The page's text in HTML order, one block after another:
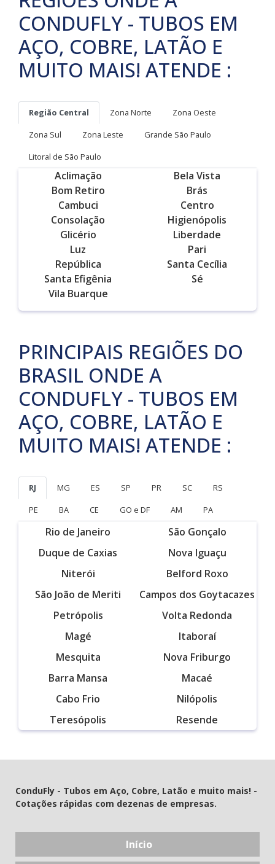
CONDUFLY - TUBOS EM
AÇO, COBRE, LATÃO E
MUITO MAIS! ATENDE :
Região Central Zona Norte
Zona Oeste
Zona Sul
Zona Leste
Grande São Paulo
Litoral de São Paulo
Aclimação
Bela Vista
Bom Retiro
Brás
Cambuci
Centro
Consolação
Higienópolis
Glicério
Liberdade
Luz
Pari
República
Santa Cecília
Santa Efigênia
Sé
Vila Buarque
PRINCIPAIS REGIÕES DO
BRASIL ONDE A
CONDUFLY - TUBOS EM
AÇO, COBRE, LATÃO E
MUITO MAIS! ATENDE :
RJ MG ES SP PR SC
RS
PE
BA CE GO e DF AM PA
Rio de Janeiro
São Gonçalo
Duque de Caxias
Nova Iguaçu
Niterói
Belford Roxo
São João de Meriti
Campos dos Goytacazes
Petrópolis
Volta Redonda
Magé
Itaboraí
Mesquita
Nova Friburgo
Barra Mansa
Macaé
Cabo Frio
Nilópolis
Teresópolis
Resende
ConduFly - Tubos em Aço, Cobre, Latão e muito mais! -
Cotações rápidas com dezenas de empresas.
Início